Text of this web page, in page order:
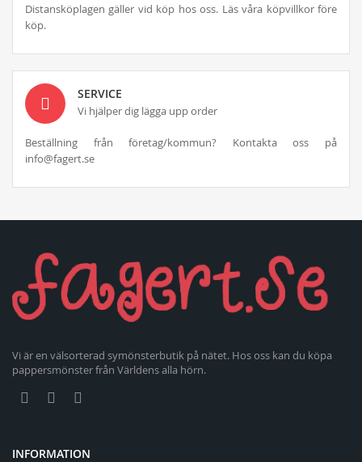
Distansköplagen gäller vid köp hos oss. Läs våra köpvillkor före
köp.
SERVICE
Vi hjälper dig lägga upp order
Beställning från företag/kommun? Kontakta oss på
info@fagert.se
Vi är en välsorterad symönsterbutik på nätet. Hos oss kan du köpa
pappersmönster från Världens alla hörn.
INFORMATION